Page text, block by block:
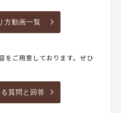
方動画一覧
をご用意しております。ぜひ
質問と回答